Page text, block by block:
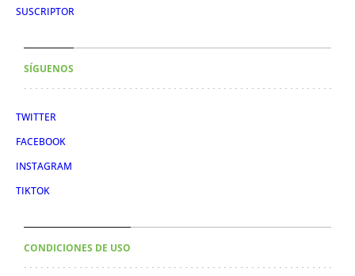
SUSCRIPTOR
SÍGUENOS
TWITTER
FACEBOOK
INSTAGRAM
TIKTOK
CONDICIONES DE USO